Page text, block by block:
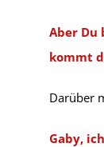
Aber Du
kommt
Darüber
Gaby,